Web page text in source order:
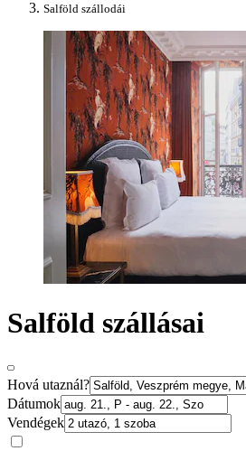
Salföld szállodái
Salföld szállásai
Hová utaznál?
Dátumok
Vendégek